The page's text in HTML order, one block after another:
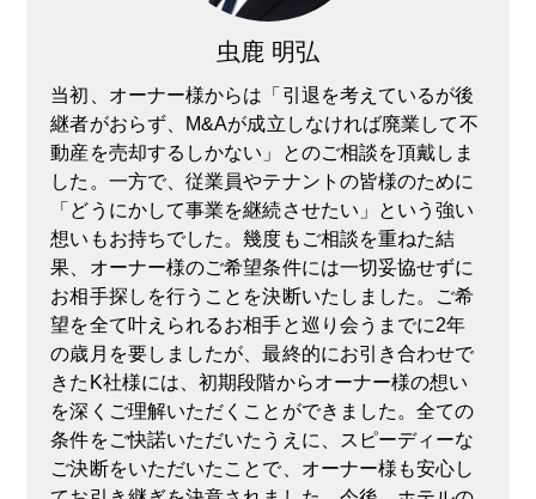
虫鹿 明弘
当初、オーナー様からは「引退を考えているが後
継者がおらず、M&Aが成立しなければ廃業して不
動産を売却するしかない」とのご相談を頂戴しま
した。一方で、従業員やテナントの皆様のために
「どうにかして事業を継続させたい」という強い
想いもお持ちでした。幾度もご相談を重ねた結
果、オーナー様のご希望条件には一切妥協せずに
お相手探しを行うことを決断いたしました。ご希
望を全て叶えられるお相手と巡り会うまでに2年
の歳月を要しましたが、最終的にお引き合わせで
きたK社様には、初期段階からオーナー様の想い
を深くご理解いただくことができました。全ての
条件をご快諾いただいたうえに、スピーディーな
ご決断をいただいたことで、オーナー様も安心し